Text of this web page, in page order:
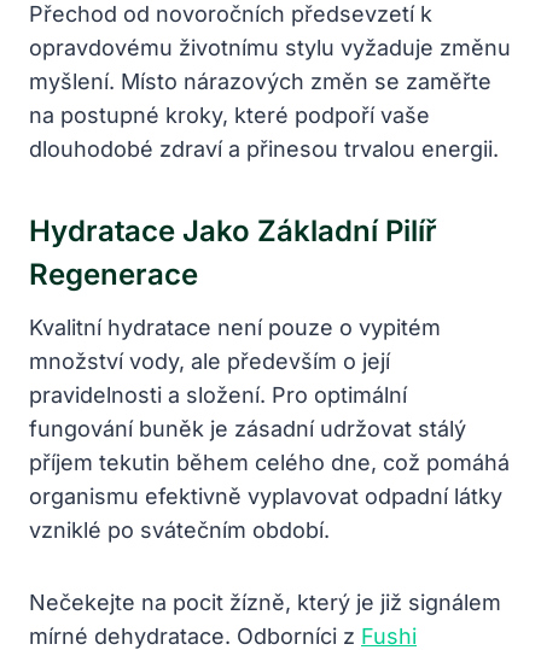
Přechod od novoročních předsevzetí k
opravdovému životnímu stylu vyžaduje změnu
myšlení. Místo nárazových změn se zaměřte
na postupné kroky, které podpoří vaše
dlouhodobé zdraví a přinesou trvalou energii.
Hydratace Jako Základní Pilíř
Regenerace
Kvalitní hydratace není pouze o vypitém
množství vody, ale především o její
pravidelnosti a složení. Pro optimální
fungování buněk je zásadní udržovat stálý
příjem tekutin během celého dne, což pomáhá
organismu efektivně vyplavovat odpadní látky
vzniklé po svátečním období.
Nečekejte na pocit žízně, který je již signálem
mírné dehydratace. Odborníci z Fushi